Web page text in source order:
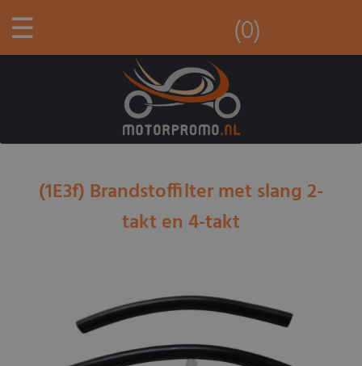
☰ (0)
(1E3f) Brandstoffilter met slang 2-
takt en 4-takt